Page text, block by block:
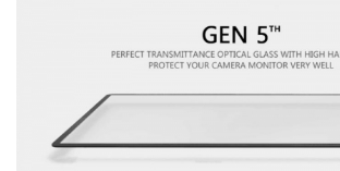
Huse si tocuri protectie obiective
Obiective Cinematice
Parasolare
Teleconvertoare